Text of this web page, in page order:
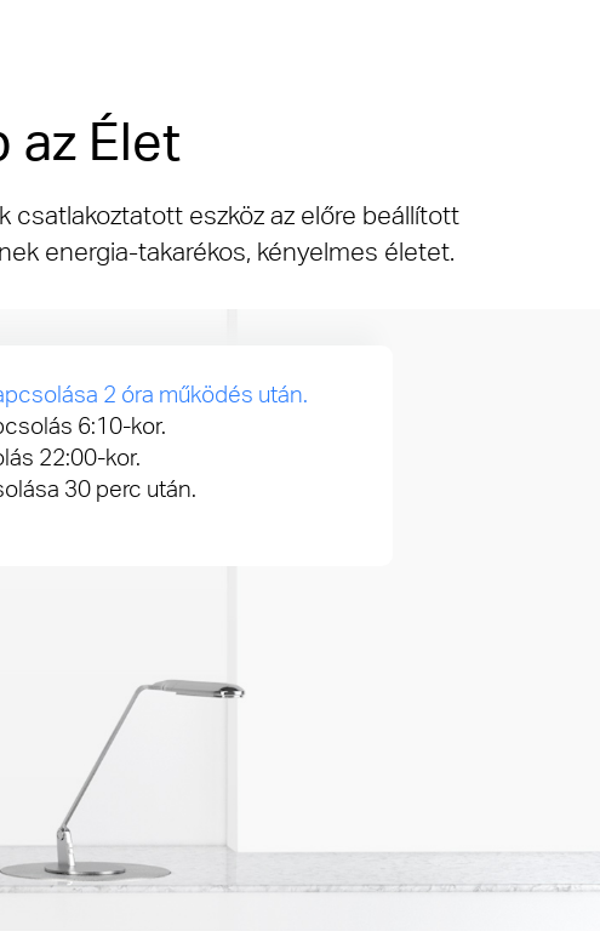
az Élet
csatlakoztatott eszköz az előre beállított
energia-takarékos, kényelmes életet.
2 óra működés után.
6:10-kor.
22:00-kor.
30 perc után.